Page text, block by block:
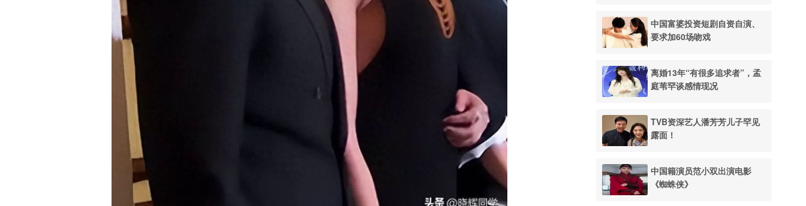
中国富婆投资短剧自资自演、
要求加60场吻戏
离婚13年“有很多追求者”，孟
庭苇罕谈感情现况
TVB资深艺人潘芳芳儿子罕见
露面！
中国籍演员范小双出演电影
《蜘蛛侠》